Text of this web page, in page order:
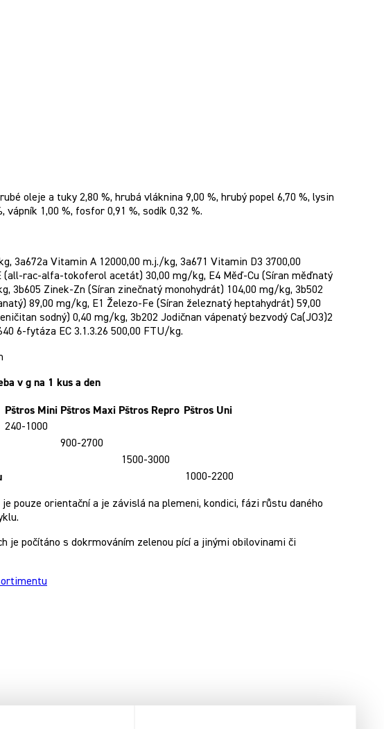
oleje a tuky 2,80 %, hrubá vláknina 9,00 %, hrubý popel 6,70 %, lysin
vápník 1,00 %, fosfor 0,91 %, sodík 0,32 %.
3a672a Vitamin A 12000,00 m.j./kg, 3a671 Vitamin D3 3700,00
(all-rac-alfa-tokoferol acetát) 30,00 mg/kg, E4 Měď-Cu (Síran měďnatý
3b605 Zinek-Zn (Síran zinečnatý monohydrát) 104,00 mg/kg, 3b502
89,00 mg/kg, E1 Železo-Fe (Síran železnatý heptahydrát) 59,00
sodný) 0,40 mg/kg, 3b202 Jodičnan vápenatý bezvodý Ca(JO3)2
6-fytáza EC 3.1.3.26 500,00 FTU/kg.
v g na 1 kus a den
Pštros Mini Pštros Maxi Pštros Repro Pštros Uni
240-1000
900-2700
1500-3000
1000-2200
je pouze orientační a je závislá na plemeni, kondici, fázi růstu daného
je počítáno s dokrmováním zelenou pící a jinými obilovinami či